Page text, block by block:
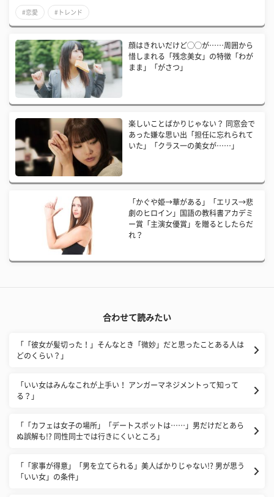
#恋愛 #トレンド
顔はきれいだけど◯◯が……周囲から
惜しまれる「残念美女」の特徴「わが
まま」「がさつ」
楽しいことばかりじゃない？ 同窓会で
あった嫌な思い出「担任に忘れられて
いた」「クラス一の美女が……」
「かぐや姫→華がある」「エリス→悲
劇のヒロイン」国語の教科書アカデミ
ー賞「主演女優賞」を贈るとしたらだ
れ？
合わせて読みたい
「「彼女が髪切った！」そんなとき「微妙」だと思ったことある人は
どのくらい？」
「いい女はみんなこれが上手い！ アンガーマネジメントって知って
る？」
「「カフェは女子の場所」「デートスポットは……」男だけだとあら
ぬ誤解も!? 同性同士では行きにくいところ」
「「家事が得意」「男を立てられる」美人ばかりじゃない!? 男が思う
「いい女」の条件」